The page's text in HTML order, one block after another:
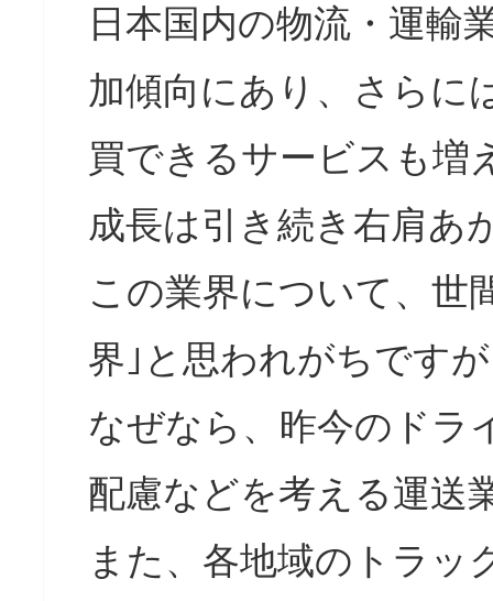
日本国内の物流・運輸
加傾向にあり、さらに
買できるサービスも増
成長は引き続き右肩あ
この業界について、世
界｣と思われがちです
なぜなら、昨今のドラ
配慮などを考える運送
また、各地域のトラッ